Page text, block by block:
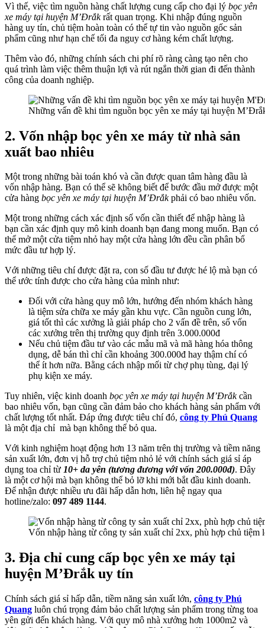
Vì thế, việc tìm nguồn hàng chất lượng cung cấp cho đại lý bọc yên
xe máy tại huyện M’Đrắkrất quan trọng. Khi nhập đúng nguồn
hàng uy tín, chủ tiệm hoàn toàn có thể tự tin vào nguồn gốc sản
phẩm cũng như hạn chế tối đa nguy cơ hàng kém chất lượng.
Thêm vào đó, những chính sách chi phí rõ ràng càng tạo nên cho
quá trình làm việc thêm thuận lợi và rút ngắn thời gian đi đến thành
công của doanh nghiệp.
Những vấn đề khi tìm nguồn bọc yên xe máy tại huyện
2. Vốn nhập bọc yên xe máy từ nhà sản
xuất bao nhiêu
Một trong những bài toán khó và cần được quan tâm hàng đầu là
vốn nhập hàng. Bạn có thể sẽ không biết để bước đầu mở được một
cửa hàng bọc yên xe máy tại huyện M’Đrắkphải có bao nhiêu vốn.
Một trong những cách xác định số vốn cần thiết để nhập hàng là
bạn cần xác định quy mô kinh doanh bạn đang mong muốn. Bạn có
thể mở một cửa tiệm nhỏ hay một cửa hàng lớn đều cần phân bổ
mức đầu tư hợp lý.
Với những tiêu chí được đặt ra, con số đầu tư được hé lộ mà bạn có
thể ước tính được cho cửa hàng của mình như:
Đối với cửa hàng quy mô lớn, hướng đến nhóm khách hàng
là tiệm sửa chữa xe máy gần khu vực. Cần nguồn cung lớn,
giá tốt thì các xưởng là giải pháp cho 2 vấn đề trên, số vốn
các xưởng trên thị trường quy định trên 3.000.000đ
Nếu chủ tiệm đầu tư vào các mẫu mã và mã hàng hóa thông
dụng, dễ bán thì chỉ cần khoảng 300.000đ hay thậm chí có
thể ít hơn nữa. Bằng cách nhập mối từ chợ phụ tùng, đại lý
phụ kiện xe máy.
Tuy nhiên, việc kinh doanh bọc yên xe máy tại huyện M’Đrắkcần
bao nhiêu vốn, bạn cũng cần đảm bảo cho khách hàng sản phẩm với
chất lượng tốt nhất. Đáp ứng được tiêu chí đó, công ty Phú Quang
là một địa chỉ mà bạn không thể bỏ qua.
Với kinh nghiệm hoạt động hơn 13 năm trên thị trường và tiềm năng
sản xuất lớn, đơn vị hỗ trợ chủ tiệm nhỏ lẻ với chính sách giá sỉ áp
dụng toa chỉ từ 10+ da yên (tương đương với vốn 200.000đ). Đây
là một cơ hội mà bạn không thể bỏ lỡ khi mới bắt đầu kinh doanh.
Để nhận được nhiều ưu đãi hấp dẫn hơn, liên hệ ngay qua
hotline/zalo: 097 489 1144.
Vốn nhập hàng từ công ty sản xuất chỉ 2xx, phù hợp chủ tiệm
3. Địa chỉ cung cấp bọc yên xe máy tại
huyện M’Đrắk uy tín
Chính sách giá sỉ hấp dẫn, tiềm năng sản xuất lớn, công ty Phú
Quang luôn chú trọng đảm bảo chất lượng sản phẩm trong từng toa
yên gửi đến khách hàng. Với quy mô nhà xưởng hơn 1000m2 và